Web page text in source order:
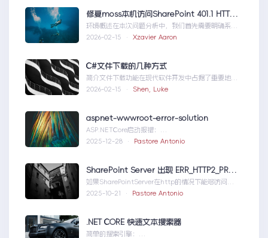
修复moss本机访问SharePoint 401.1 HTTP错误
环境概述在本次问题分析中，我们首先需要明确系统
的运行环境。了解环境配置不仅能帮助我们定位问
2026-02-15 · Xzavier Aaron
C#文件下载的几种方式
简介文件下载功能在现代软件开发中占据了重要地
位，无论是为用户提供资源、分发文档，还是实现数
2026-02-15 · Shen, Luke
aspnet-wwwroot-error-solution
ASP.NETCore启动报错：
DirectoryNotFoundExceptionwwwroo...aspnet-
2025-12-28 · Pastore Antonio
SharePoint Server 出现 ERR_HTTP2_PROTOCOL_ERROR
如果SharePointServer在http的情况下能够访问，
但是在https下不能访问报错如...SharePointServer
2025-10-21 · Pastore Antonio
.NET CORE 快速文本搜索器
简单的搜索引擎：